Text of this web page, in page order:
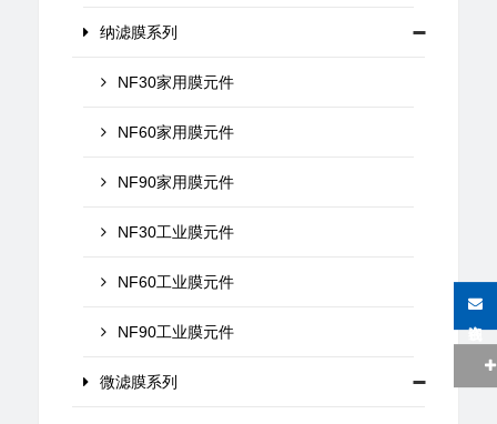
纳滤膜系列
NF30家用膜元件
NF60家用膜元件
NF90家用膜元件
NF30工业膜元件
NF60工业膜元件
NF90工业膜元件
微滤膜系列